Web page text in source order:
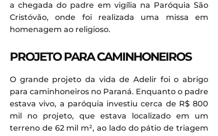
a chegada do padre em vigília na Paróquia São
Cristóvão, onde foi realizada uma missa em
homenagem ao religioso.
PROJETO PARA CAMINHONEIROS
O grande projeto da vida de Adelir foi o abrigo
para caminhoneiros no Paraná. Enquanto o padre
estava vivo, a paróquia investiu cerca de R$ 800
mil no projeto, que estava localizado em um
terreno de 62 mil m², ao lado do pátio de triagem